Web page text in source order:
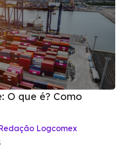
O que é? Como
Logcomex